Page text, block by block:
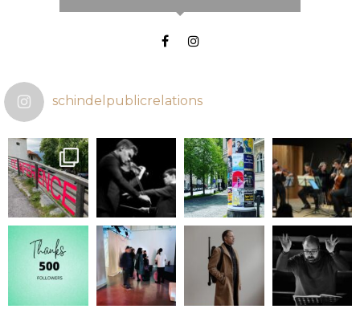
schindelpublicrelations